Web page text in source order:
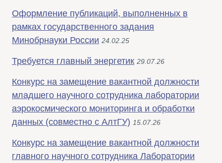
Оформление публикаций, выполненных в
рамках государственного задания
Минобрнауки России 24.02.25
Требуется главный энергетик 29.07.26
Конкурс на замещение вакантной должности
младшего научного сотрудника лаборатории
аэрокосмического мониторинга и обработки
данных (совместно с АлтГУ) 15.07.26
Конкурс на замещение вакантной должности
главного научного сотрудника Лаборатории